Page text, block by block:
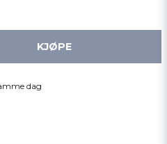
KJØPE
dag